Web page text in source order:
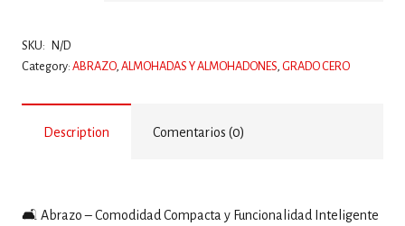
SKU:
N/D
Category: ABRAZO, ALMOHADAS Y ALMOHADONES, GRADO CERO
Description Comentarios (0)
🛋 Abrazo – Comodidad Compacta y Funcionalidad Inteligente